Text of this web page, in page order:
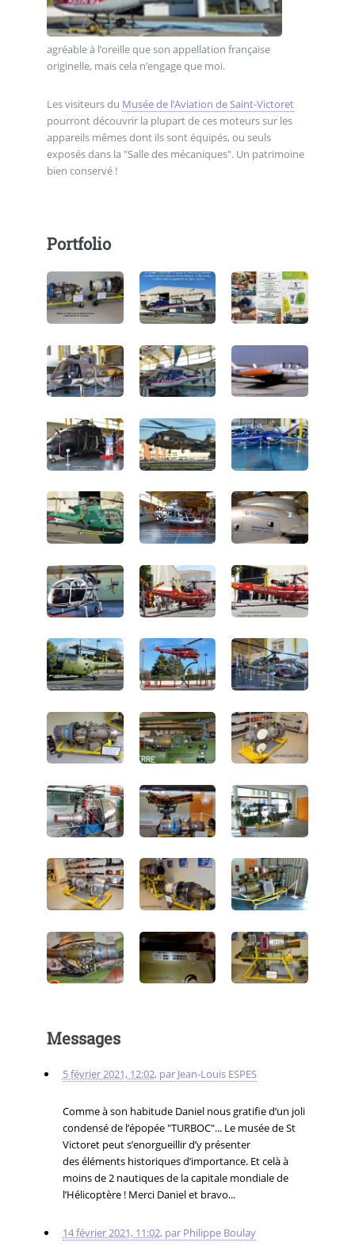
agréable à l’oreille que son appellation française
originelle, mais cela n’engage que moi.
Les visiteurs du Musée de l’Aviation de Saint-Victoret
pourront découvrir la plupart de ces moteurs sur les
appareils mêmes dont ils sont équipés, ou seuls
exposés dans la "Salle des mécaniques". Un patrimoine
bien conservé !
Portfolio
Messages
5 février 2021, 12:02, par Jean-Louis ESPES
Comme à son habitude Daniel nous gratifie d’un joli
condensé de l’épopée "TURBOC"... Le musée de St
Victoret peut s’enorgueillir d’y présenter
des éléments historiques d’importance. Et celà à
moins de 2 nautiques de la capitale mondiale de
l’Hélicoptère ! Merci Daniel et bravo...
14 février 2021, 11:02, par Philippe Boulay